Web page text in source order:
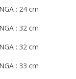
: 24 cm
: 32 cm
: 32 cm
: 33 cm